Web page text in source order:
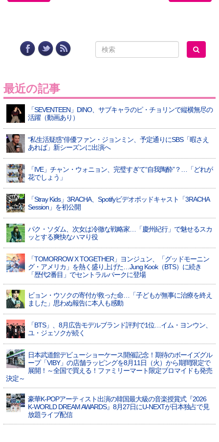
最近の記事
「SEVENTEEN」DINO、サブキャラのピ・チョリンで縦横無尽の
活躍（動画あり）
“私生活疑惑”俳優ファン・ジョンミン、予定通りにSBS「暇さえ
あれば」新シーズンに出演へ
「IVE」チャン・ウォニョン、完璧すぎて“自我陶酔”？…「どれが
花でしょう」
「Stray Kids」3RACHA、Spotifyビデオポッドキャスト「3RACHA
Session」を初公開
パク・ソダム、次女は冷徹な戦略家…「慶州紀行」で魅せるスカ
ッとする爽快なハマり役
「TOMORROW X TOGETHER」ヨンジュン、「グッドモーニン
グ・アメリカ」を熱く盛り上げた…Jung Kook（BTS）に続き
「歴代2番目」でセントラルパークに登場
ビョン・ウソクの寄付が救った命…「子どもが無事に治療を終え
ました」思わぬ報告に本人も感動
「BTS」、8月広告モデルブランド評判で1位…イム・ヨンウン、
ユ・ジェソクが続く
日本武道館デビューショーケース開催記念！期待のボーイズグル
ープ「VIBY」の店舗ラッピングを8月11日（火）から期間限定で
展開！～全国で買える！ファミリーマート限定ブロマイドも発売
決定～
豪華K-POPアーティスト出演の韓国最大級の音楽授賞式『2026
K-WORLD DREAM AWARDS』8月27日にU-NEXTが日本独占で見
放題ライブ配信